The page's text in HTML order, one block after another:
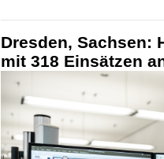
Dresden, Sachsen:
mit 318 Einsätzen